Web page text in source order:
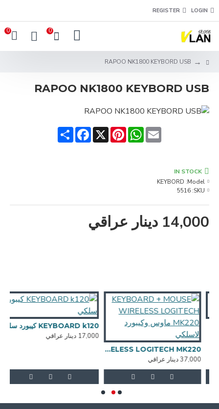
LOGIN
REGISTER
0
0
RAPOO NK1800 KEYBORD USB
RAPOO NK1800 KEYBORD USB
Share
Facebook X
Pinterest
WhatsAppEmail
14,000 دينار عراقي
IN STOCK
Model:
KEYBORD
SKU:
5516
KEYBOARD + MOUSE WIRELESS LOGITECH MK220 ماوس وكيبورد لاسلكي
37,000 دينار عراقي
KEYBOARD k120 كيبورد سلكي
17,000 دينار عراقي